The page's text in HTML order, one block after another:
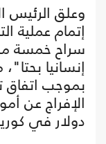
وعلق الرئيس
إتمام عملية
سراح خمسة
إنسانيا
بموجب
الإفراج عن
دولار في